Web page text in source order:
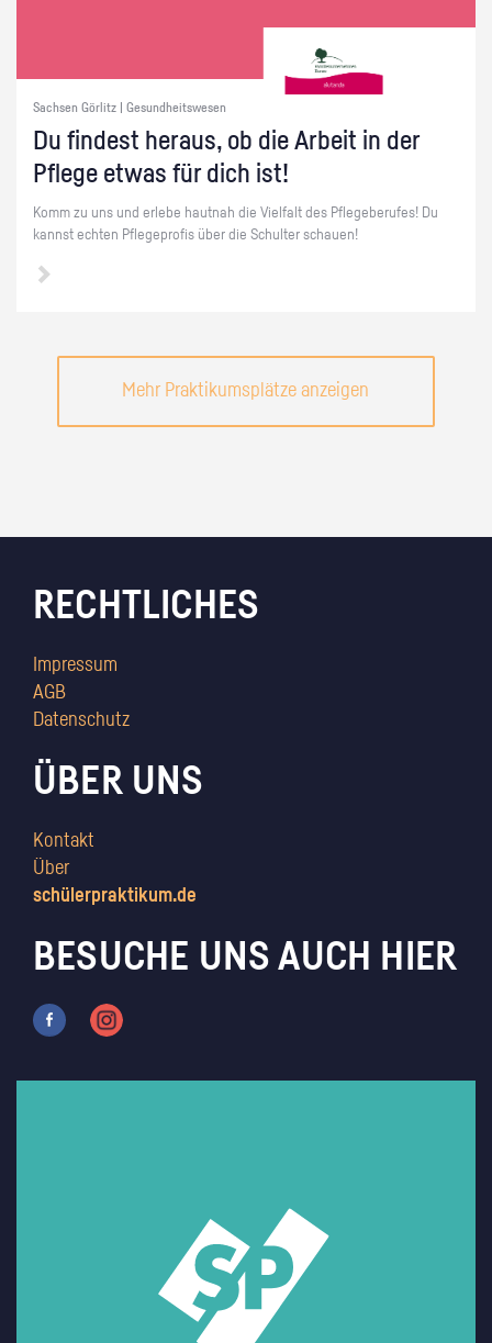
Sachsen Görlitz | Gesundheitswesen
Du fin­dest her­aus, ob die Ar­beit in der
Pfle­ge etwas für dich ist!
Komm zu uns und er­le­be haut­nah die Viel­falt des Pfle­ge­be­ru­fes! Du
kannst ech­ten Pfle­ge­pro­fis über die Schul­ter schau­en!
Mehr Praktikumsplätze anzeigen
RECHTLICHES
Impressum
AGB
Datenschutz
ÜBER UNS
Kontakt
Über
schülerpraktikum.de
BESUCHE UNS AUCH HIER